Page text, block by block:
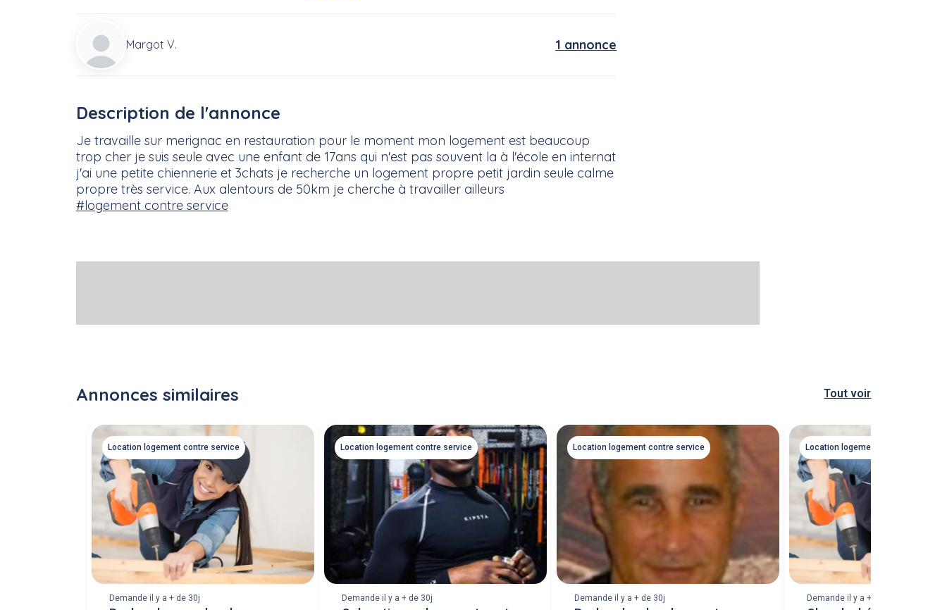
Margot V. 1 annonce
Description de l'annonce
Je travaille sur merignac en restauration pour le moment mon logement est beaucoup
trop cher je suis seule avec une enfant de 17ans qui n'est pas souvent la à l'école en internat
j'ai une petite chiennerie et 3chats je recherche un logement propre petit jardin seule calme
propre très service. Aux alentours de 50km je cherche à travailler ailleurs
#logement contre service
Annonces similaires Tout voir
Location logement contre service
Demande il y a + de 30j
Location logement contre service
Demande il y a + de 30j
Location logement contre service
Demande il y a + de 30j
Location logement contre service
Demande il y a + de 30j